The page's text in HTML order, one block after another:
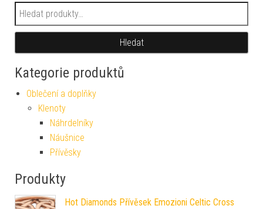
Hledat:
Hledat
Kategorie produktů
Oblečení a doplňky
Klenoty
Náhrdelníky
Náušnice
Přívěsky
Produkty
Hot Diamonds Přívěsek Emozioni Celtic Cross